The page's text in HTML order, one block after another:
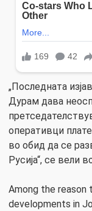
„Последната
Дурам дава
оперативци
во обид да се
Русија“, се вели
Among the
developments in